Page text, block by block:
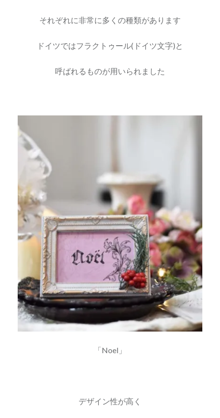
それぞれに非常に多くの種類があります
ドイツではフラクトゥール(ドイツ文字)と
呼ばれるものが用いられました
「Noel」
デザイン性が高く